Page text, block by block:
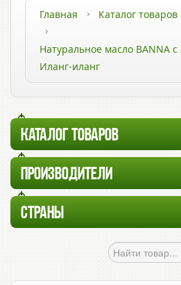
Главная Каталог товаров
Натуральное масло BANNA с
Иланг-иланг
КАТАЛОГ ТОВАРОВ
ПРОИЗВОДИТЕЛИ
СТРАНЫ